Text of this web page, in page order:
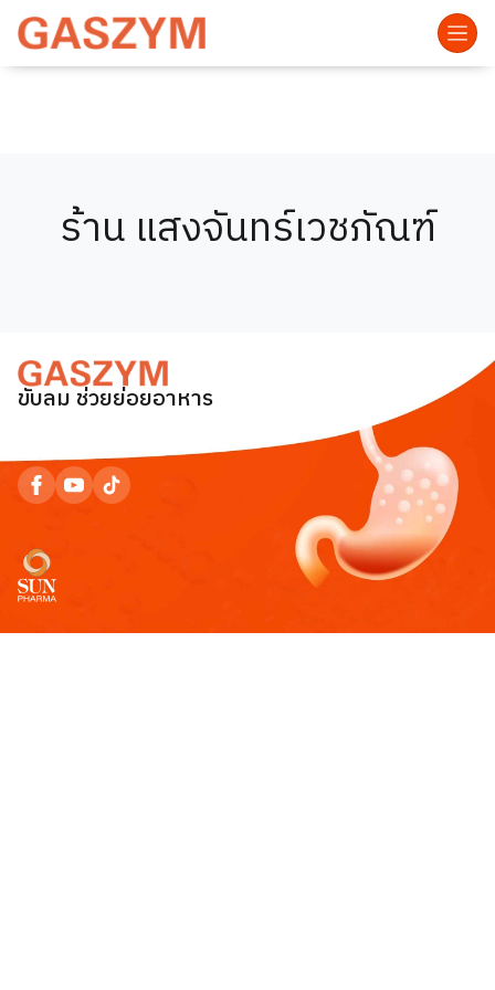
ร้าน แสงจันทร์เวชภัณฑ์
ขับลม ช่วยย่อยอาหาร